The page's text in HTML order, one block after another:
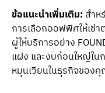
ข้อแนะนำเพิ่มเติม: สำ
การเลือกออฟฟิศให้เช่
ผู้ให้บริการอย่าง
แฝง และงบก้อนใหญ่ใน
หมุนเวียนในธุรกิจของ